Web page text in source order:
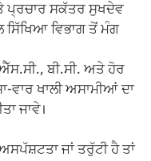
ਪ੍ਰਚਾਰ ਸਕੱਤਰ ਸੁਖਦੇਵ
ਸਿੱਖਿਆ ਵਿਭਾਗ ਤੋਂ ਮੰਗ
ਬੀ.ਸੀ. ਅਤੇ ਹੋਰ
ਖਾਲੀ ਅਸਾਮੀਆਂ ਦਾ
ਜਾਵੇ।
ਜਾਂ ਤਰੁੱਟੀ ਹੈ ਤਾਂ